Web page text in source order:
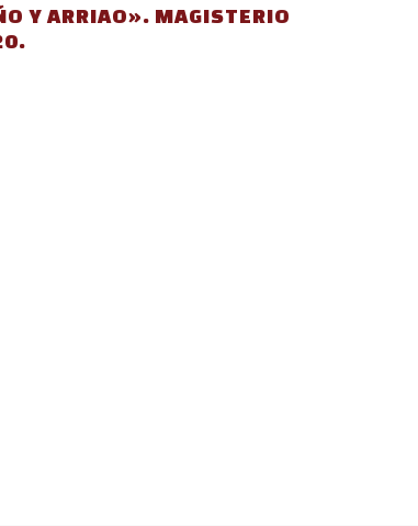
Y ARRIAO». MAGISTERIO